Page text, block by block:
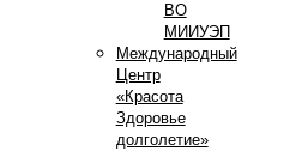
ВО
МИИУЭП
Международный
Центр
«Красота
Здоровье
долголетие»